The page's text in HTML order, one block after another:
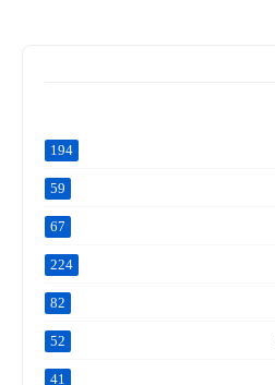
194
59
67
224
82
52
41